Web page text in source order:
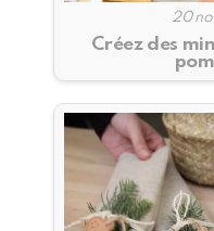
20
Créez des